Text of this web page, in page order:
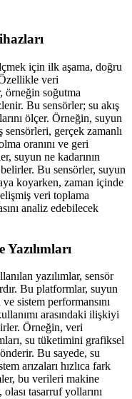
için ilk aşama, doğru
veri
örneğin soğutma
Bu sensörler; su akış
ölçer. Örneğin, suyun
sensörleri, gerçek zamanlı
oranını ve geri
suyun ne kadarının
Bu sensörler, suyun
koyarken, zaman içinde
veri toplama
analiz edebilecek
yazılımlar, sensör
Bu platformlar, suyun
sistem performansını
arasındaki ilişkiyi
Örneğin, veri
su tüketimini grafiksel
Bu sayede, su
arızaları hızlıca fark
bu verileri makine
tasarruf yollarını